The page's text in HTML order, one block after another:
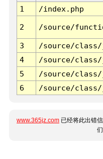
1
/index.php
2 /source/
3 /source/
4
/source/
5
/source/
6
/source/
www.365jz.com 已经将此出错